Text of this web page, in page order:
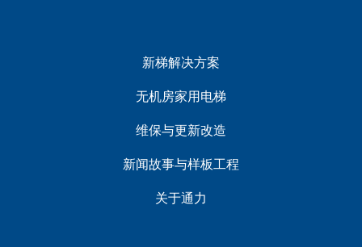
新梯解决方案
无机房家用电梯
维保与更新改造
新闻故事与样板工程
关于通力